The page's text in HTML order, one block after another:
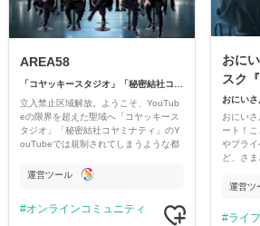
AREA58
「コヤッキースタジオ」「秘密結社コヤミナティ」
立入禁止区域解放。ようこそ、YouTub
eの限界を超えた聖域へ「コヤッキース
タジオ」「秘密結社コヤミナティ」のY
ouTubeでは規制されてしまうような都
公開。
運営ツール
オンラインコミュニティ
おに
スク
おにい
おにい
ート！
やプライ
ど、さ
運営ツ
ライ